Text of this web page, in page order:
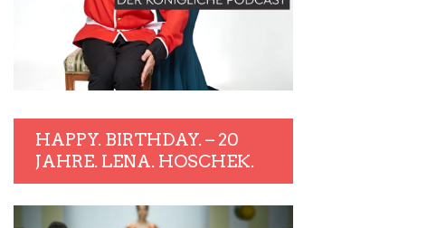
HAPPY. BIRTHDAY. – 20
JAHRE. LENA. HOSCHEK.